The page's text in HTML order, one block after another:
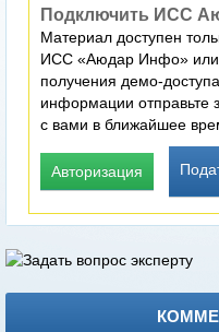
Подключить ИСС
Материал доступен
ИСС «Аюдар Инфо» или
получения демо-
информации отправьте
с вами в ближайшее
Авторизация